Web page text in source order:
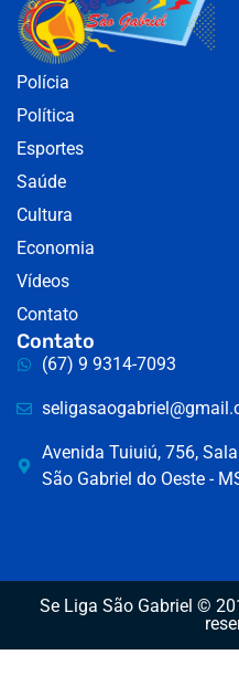
Polícia
Política
Esportes
Saúde
Cultura
Economia
Vídeos
Contato
Contato
(67) 9 9314-7093
Avenida Tuiuiú, 756,
São Gabriel do Oeste -
Se Liga São Gabriel ©